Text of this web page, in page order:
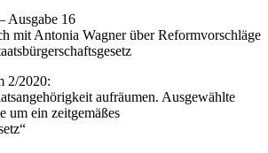
Ausgabe 16
mit Antonia Wagner über Reformvorschläge
2/2020:
aufräumen. Ausgewählte
um ein zeitgemäßes